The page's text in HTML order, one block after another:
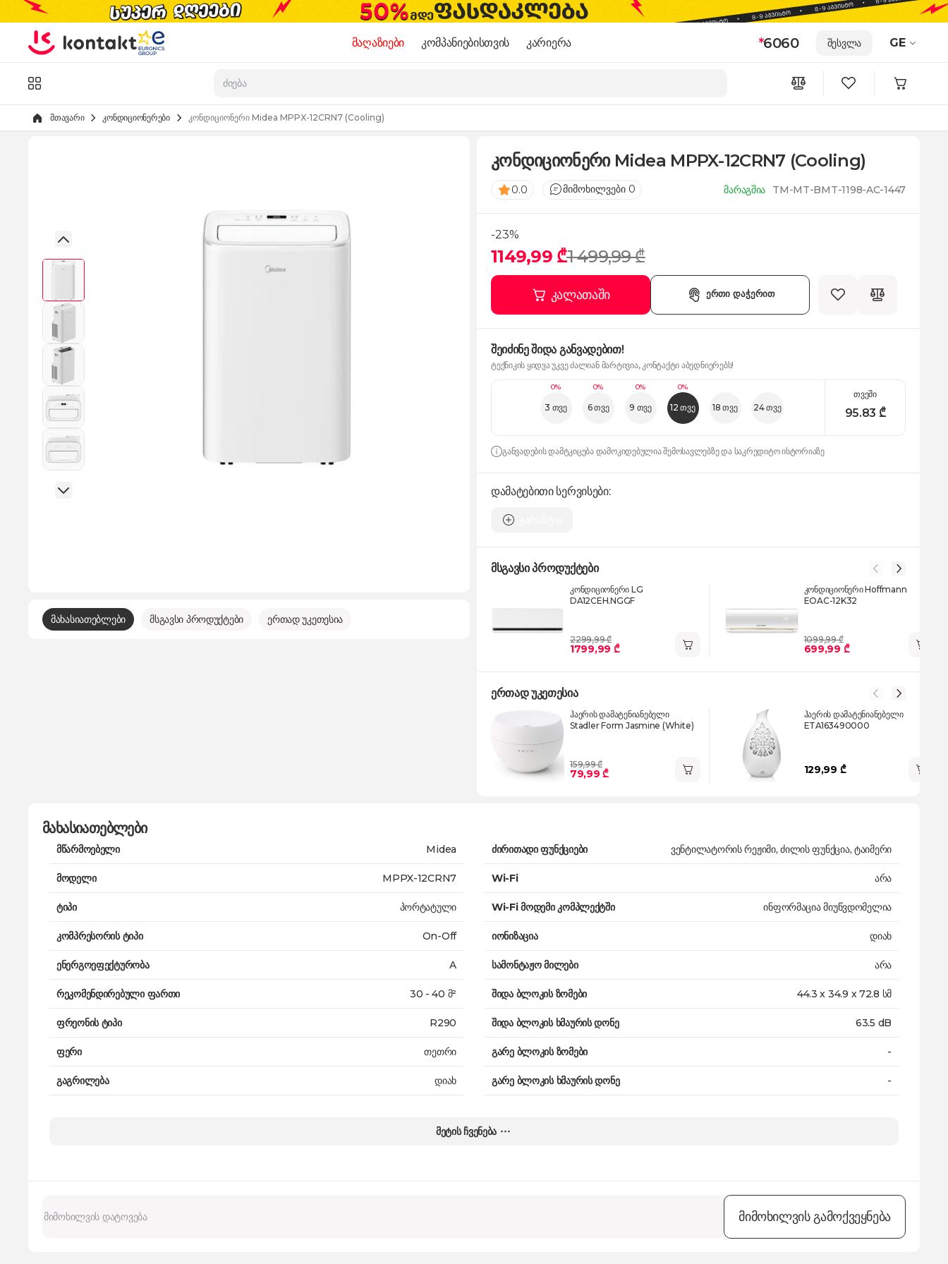
Skip to Content
მაღაზიები კომპანიებისთვის კარიერა *6060 შესვლა GE
მთავარი კონდიციონერები კონდიციონერი Midea MPPX-12CRN7 (Cooling)
მახასიათებლები მსგავსი პროდუქტები ერთად უკეთესია
კონდიციონერი Midea MPPX-12CRN7 (Cooling)
0.0 მიმოხილვები 0 მარაგშია TM-MT-BMT-1198-AC-1447
-23%
1149,99 ₾1 499,99 ₾
კალათაში ერთი დაჭერით
შეიძინე შიდა განვადებით!
ტექნიკის ყიდვა უკვე ძალიან მარტივია, კონტაქტი აბედნიერებს!
0%
3 თვე
0%
6 თვე
0%
9 თვე
0%
12 თვე 18 თვე 24 თვე
თვეში
95.83 ₾
განვადების დამტკიცება დამოკიდებულია შემოსავლებზე და საკრედიტო ისტორიაზე
დამატებითი სერვისები:
მსგავსი პროდუქტები
კონდიციონერი LG
DA12CEH.NGGF
2299,99 ₾
1799,99 ₾
კონდიციონერი Hoffmann
EOAC-12K32
1099,99 ₾
699,99 ₾
ერთად უკეთესია
ჰაერის დამატენიანებელი
Stadler Form Jasmine (White)
159,99 ₾
79,99 ₾
ჰაერის დამატენიანებელი
ETA163490000
129,99 ₾
მახასიათებლები
მწარმოებელი Midea
მოდელი MPPX-12CRN7
ტიპი პორტატული
კომპრესორის ტიპი On-Off
ენერგოეფექტურობა A
რეკომენდირებული ფართი 30 - 40 მ²
ფრეონის ტიპი R290
ფერი თეთრი
გაგრილება დიახ
არა
ძირითადი ფუნქციები ვენტილატორის რეჟიმი, ძილის ფუნქცია, ტაიმერი
Wi-Fi არა
Wi-Fi მოდემი კომპლექტში ინფორმაცია მიუწვდომელია
იონიზაცია დიახ
სამონტაჟო მილები არა
შიდა ბლოკის ზომები 44.3 x 34.9 x 72.8 სმ
შიდა ბლოკის ხმაურის დონე 63.5 dB
გარე ბლოკის ზომები -
გარე ბლოკის ხმაურის დონე -
გარანტია
მეტის ჩვენება
მიმოხილვის გამოქვეყნება